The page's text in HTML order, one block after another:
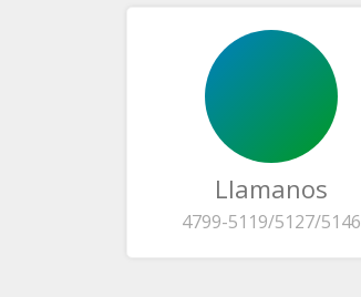
Llamanos
4799-5119/5127/5146